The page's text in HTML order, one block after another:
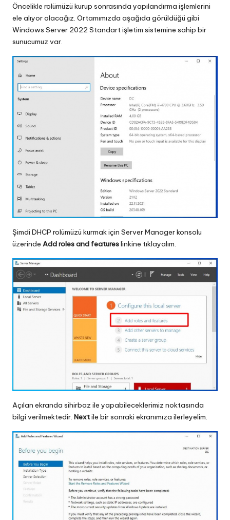
Öncelikle rolümüzü kurup sonrasında yapılandırma işlemlerini
ele alıyor olacağız. Ortamımızda aşağıda görüldüğü gibi
Windows Server 2022 Standart işletim sistemine sahip bir
sunucumuz var.
Şimdi DHCP rolümüzü kurmak için Server Manager konsolu
üzerinde Add roles and featureslinkine tıklayalım.
Açılan ekranda sihirbaz ile yapabileceklerimiz noktasında
bilgi verilmektedir. Nextile bir sonraki ekranımıza ilerleyelim.